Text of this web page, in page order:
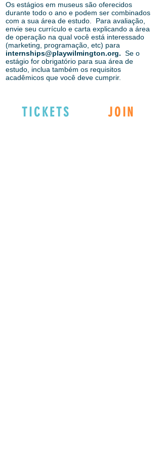
Os estágios em museus são oferecidos
durante todo o ano e podem ser combinados
com a sua área de estudo.
Para avaliação,
envie seu currículo e carta explicando a área
de operação na qual você está interessado
(marketing, programação, etc) para
internships@playwilmington.org. Se o
estágio for obrigatório para sua área de
estudo, inclua também os requisitos
acadêmicos que você deve cumprir.
TICKETS JOIN